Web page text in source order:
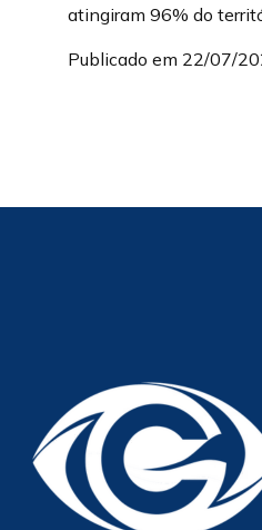
atingiram 96% do
Publicado em 22/07/